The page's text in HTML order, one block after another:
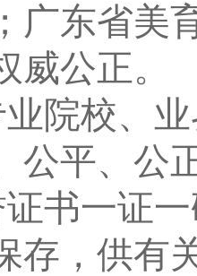
广东省美
威公正。
院校、
公平、公
书一证
存，供有